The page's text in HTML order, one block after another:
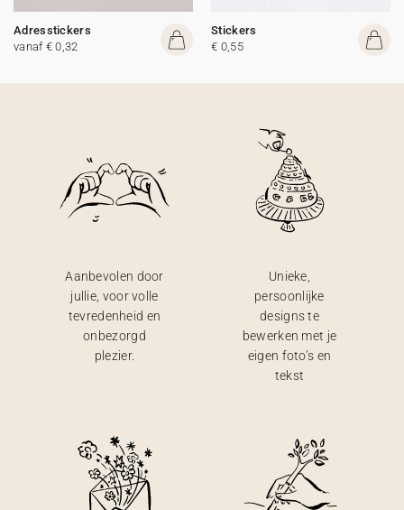
Adresstickers
vanaf € 0,32
Stickers
€ 0,55
Aanbevolen door
jullie, voor volle
tevredenheid en
onbezorgd
plezier.
Unieke,
persoonlijke
designs te
bewerken met je
eigen foto’s en
tekst